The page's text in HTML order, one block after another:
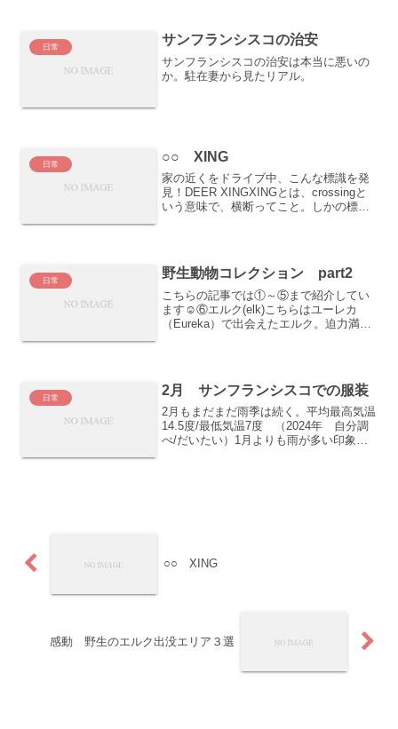
癖の強い人が多くて、先...
日常 サンフランシスコの治安
サンフランシスコの治安は本当に悪いの
か。駐在妻から見たリアル。
日常 ○○ XING
家の近くをドライブ中、こんな標識を発
見！DEER XINGXINGとは、crossingと
いう意味で、横断ってこと。しかの標識
～」と...
日常 野生動物コレクション part2
こちらの記事では①～⑤まで紹介してい
ます☺️⑥エルク(elk)こちらはユーレカ
（Eureka）で出会えたエルク。迫力満
日常 2月 サンフランシスコでの服装
2月もまだまだ雨季は続く。平均最高気温
14.5度/最低気温7度 （2024年 自分調
べ/だいたい）1月よりも雨が多い印象。
○○ XING
感動 野生のエルク出没エリア３選